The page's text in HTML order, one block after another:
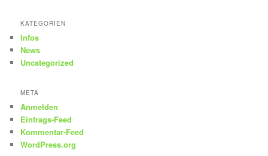
KATEGORIEN
Infos
News
Uncategorized
META
Anmelden
Eintrags-Feed
Kommentar-Feed
WordPress.org